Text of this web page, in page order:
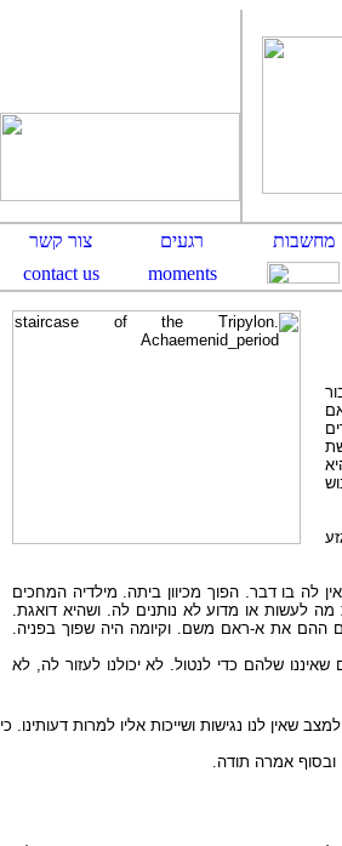
לה בו דבר. הפוך מכיוון ביתה. מילדיה המחכים
מה לעשות או מדוע לא נותנים לה. ושהיא דואגת.
ההם את א-ראם משם. וקיומה היה שפוך בפניה.
שלהם כדי לנטול. לא יכולנו לעזור לה, לא
לנו נגישות ושייכות אליו למרות דעותינו. כי
ובסוף אמרה תודה.